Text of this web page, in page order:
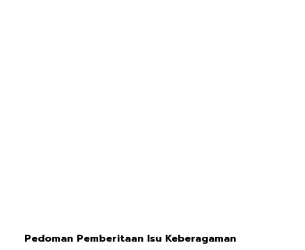
Pedoman Pemberitaan Isu Keberagaman